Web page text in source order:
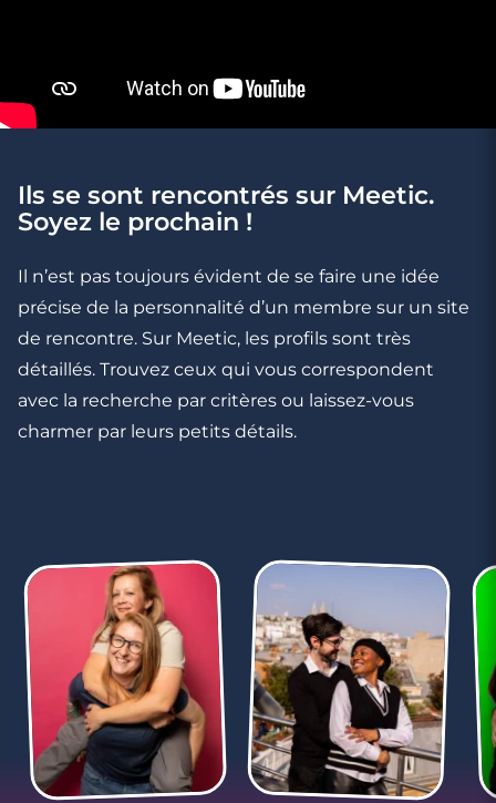
10 minutes
L’amour au travail : je craque ou je résiste
Ils se sont rencontrés sur Meetic.
Soyez le prochain !
Il n’est pas toujours évident de se faire une idée
précise de la personnalité d’un membre sur un site
de rencontre. Sur Meetic, les profils sont très
détaillés. Trouvez ceux qui vous correspondent
avec la recherche par critères ou laissez-vous
charmer par leurs petits détails.